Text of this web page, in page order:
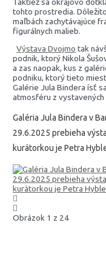
tohto prostredia.
maľbách zachytávajúce
figurálnych malieb.
Výstava Dvojmo tak
podnik, ktorý Nikola
a zas naopak, kus z
podniku, ktorý tieto
Galérie Jula Bindera ísť
atmosféru z vystavených
Galéria Jula Bindera v
29.6.2025 prebieha
kurátorkou je Petra
Obrázok 1 z 24